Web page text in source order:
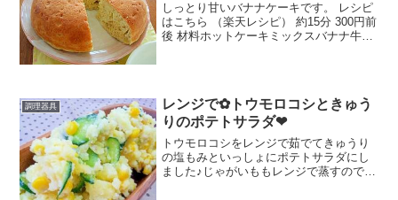
しっとり甘いバナナケーキです。 レシピ
はこちら （楽天レシピ） 約15分 300円前
後 材料ホットケーキミックスバナナ牛乳
調理器具
レンジで✿トウモロコシときゅう
りのポテトサラダ❤
トウモロコシをレンジで茹でてきゅうり
の塩もみといっしょにポテトサラダにし
ました♪じゃがいももレンジで蒸すので火